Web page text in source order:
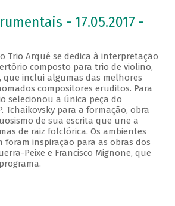
- 17.05.2017 -
Trio Arqué se dedica à interpretação
composto para trio de violino,
que inclui algumas das melhores
compositores eruditos. Para
selecionou a única peça do
Tchaikovsky para a formação, obra
de sua escrita que une a
de raiz folclórica. Os ambientes
foram inspiração para as obras dos
Peixe e Francisco Mignone, que